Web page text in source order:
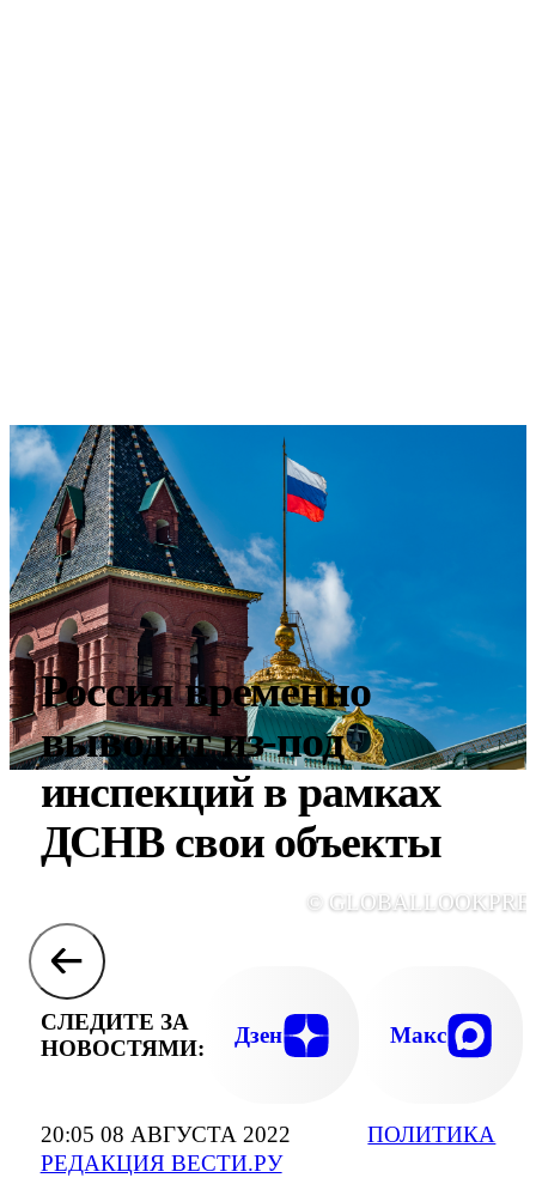
20:05 08 АВГУСТА 2022
РЕДАКЦИЯ ВЕСТИ.РУ
ПОЛИТИКА
Россия временно
выводит из-под
инспекций в рамках
ДСНВ свои объекты
©
СЛЕДИТЕ ЗА
НОВОСТЯМИ:
Дзен Макс